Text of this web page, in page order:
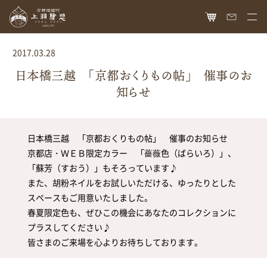
HOME
オンラインショップ
絵具
胡粉コスメ
京花舞
胡粉石鹸
瑞々
最新情報
メディア掲載
読み物
ねいる図案帖
日本画作品帖
白狐通信
上羽絵惣について
会社概要
想い
歴史
お問い合わせ
カタログ請求
2017.03.28
日本橋三越 「京都おくりもの帖」 催事のお
知らせ
日本橋三越 「京都おくりもの帖」 催事のお知らせ
京都店・ＷＥＢ限定カラー 「薔薇色（ばらいろ）」、
「蘇芳（すおう）」もそろっています♪
また、胡粉ネイルをお試しいただける、ゆったりとした
スペースもご用意いたしました。
春夏限定色も、ぜひこの機会にあなたのコレクションに
プラスしてください♪
皆さまのご来場を心よりお待ちしております。